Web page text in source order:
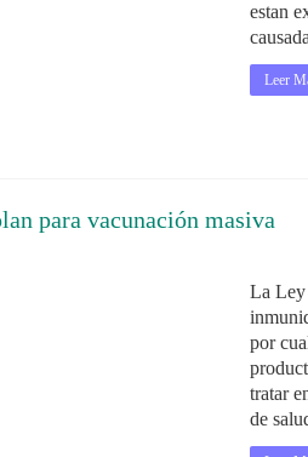
estan
Leer
para vacunación masiva
La Ley
por
tratar
de